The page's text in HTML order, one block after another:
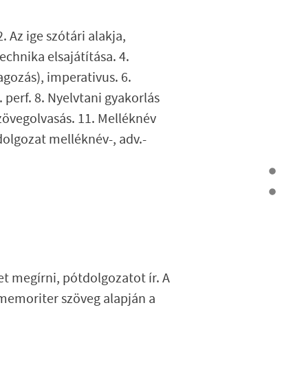
Az ige szótári alakja,
elsajátítása. 4.
imperativus. 6.
8. Nyelvtani gyakorlás
11. Melléknév
melléknév-, adv.-
megírni, pótdolgozatot ír. A
szöveg alapján a